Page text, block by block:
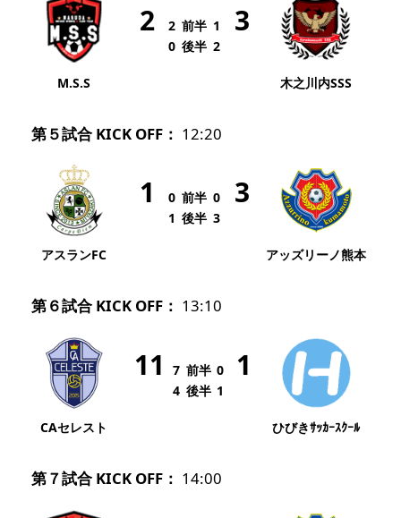
M.S.S
2 2 前半 1 3
0 後半 2
木之川内SSS
第５試合 KICK OFF： 12:20
アスランFC
1 0 前半 0 3
1 後半 3
アッズリーノ熊本
第６試合 KICK OFF： 13:10
CAセレスト
11 7 前半 0 1
4 後半 1
ひびきｻｯｶｰｽｸｰﾙ
第７試合 KICK OFF： 14:00